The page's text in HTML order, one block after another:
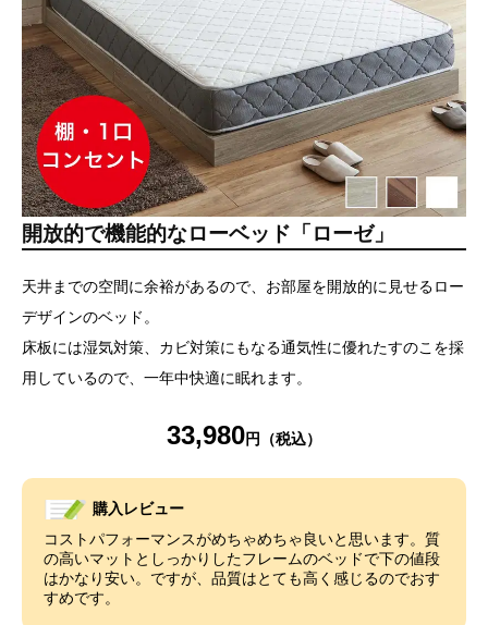
開放的で機能的なローベッド「ローゼ」
天井までの空間に余裕があるので、お部屋を開放的に見せるロー
デザインのベッド。
床板には湿気対策、カビ対策にもなる通気性に優れたすのこを採
用しているので、一年中快適に眠れます。
33,980
購入レビュー
コストパフォーマンスがめちゃめちゃ良いと思います。質
の高いマットとしっかりしたフレームのベッドで下の値段
はかなり安い。ですが、品質はとても高く感じるのでおす
すめです。